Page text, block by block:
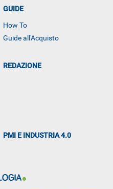
GUIDE
How To
Guide all'Acquisto
REDAZIONE
PMI E INDUSTRIA 4.0